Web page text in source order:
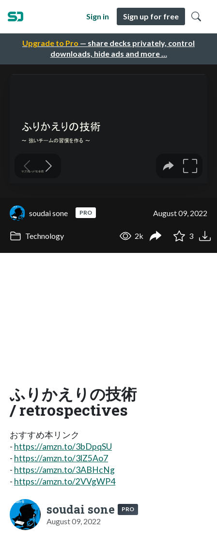
Upgrade to Pro — share decks privately, control
downloads, hide ads and more …
Sign in Sign up for free
soudai sone PRO August 09, 2022
Technology 2k 3
ふりかえりの技術
/ retrospectives
おすすめ本リンク
- https://amzn.to/3bDpqSU
- https://amzn.to/3lZ5Ao7
- https://amzn.to/3ABHcNg
- https://amzn.to/2VVgWP4
soudai sone PRO
August 09, 2022